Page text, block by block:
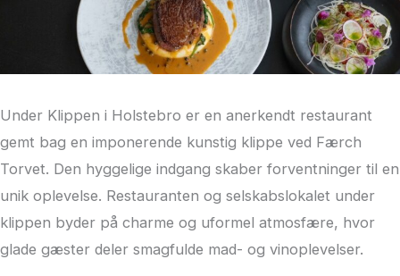
Under Klippen i Holstebro er en anerkendt restaurant
gemt bag en imponerende kunstig klippe ved Færch
Torvet. Den hyggelige indgang skaber forventninger til en
unik oplevelse. Restauranten og selskabslokalet under
klippen byder på charme og uformel atmosfære, hvor
glade gæster deler smagfulde mad- og vinoplevelser.